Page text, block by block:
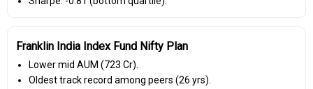
Franklin India Index Fund Nifty Plan
Lower mid AUM (₹723 Cr).
Oldest track record among peers (26 yrs).